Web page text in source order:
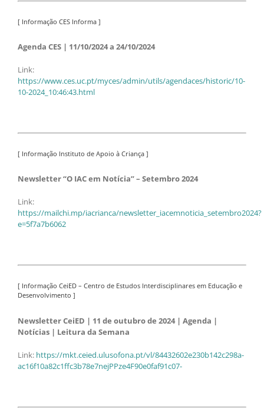
[ Informação CES Informa ]
Agenda CES | 11/10/2024 a 24/10/2024
Link:
https://www.ces.uc.pt/myces/admin/utils/agendaces/historic/10-
10-2024_10:46:43.html
[ Informação Instituto de Apoio à Criança ]
Newsletter “O IAC em Notícia” – Setembro 2024
Link:
https://mailchi.mp/iacrianca/newsletter_iacemnoticia_setembro2024?
e=5f7a7b6062
[ Informação CeiED – Centro de Estudos Interdisciplinares em Educação e
Desenvolvimento ]
Newsletter CeiED | 11 de outubro de 2024 | Agenda |
Notícias | Leitura da Semana
Link: https://mkt.ceied.ulusofona.pt/vl/84432602e230b142c298a-
ac16f10a82c1ffc3b78e7nejPPze4F90e0faf91c07-